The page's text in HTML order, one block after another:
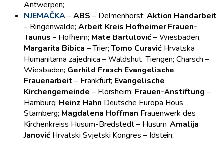
Antwerpen;
NJEMAČKA–ABS – Delmenhorst; Aktion Handarbeit
– Ringenwalde; Arbeit Kreis Hofheimer Frauen-
Taunus – Hofheim; Mate Bartulović– Wiesbaden,
Margarita Bibica – Trier; Tomo Curavić Hrvatska
Humanitarna zajednica – Waldshut Tiengen; Charsch –
Wiesbaden; Gerhild Frasch Evangelische
Frauenarbeit – Frankfurt; Evangelische
Kirchengemeinde – Florsheim; Frauen-Anstiftung –
Hamburg; Heinz Hahn Deutsche Europa Hous
Starnberg; Magdalena Hoffman Frauenwerk des
Kirchenkreiss Husum-Bredstedt – Husum; Amalija
Janović Hrvatski Svjetski Kongres – Idstein;